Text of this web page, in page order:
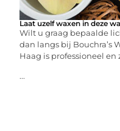
Laat uzelf waxen in deze
Wilt u graag bepaalde
dan langs bij Bouchra’s
Haag is professioneel
...